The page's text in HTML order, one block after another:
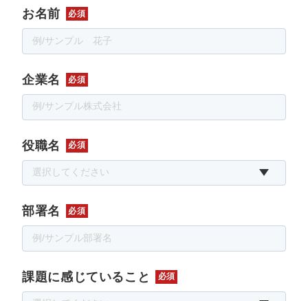
お名前 必須
企業名 必須
役職名 必須
部署名 必須
課題に感じていること 必須